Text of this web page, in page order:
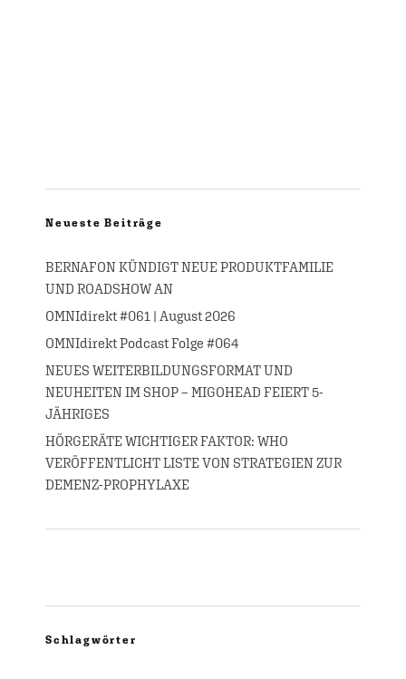
Neueste Beiträge
BERNAFON KÜNDIGT NEUE PRODUKTFAMILIE
UND ROADSHOW AN
OMNIdirekt #061 | August 2026
OMNIdirekt Podcast Folge #064
NEUES WEITERBILDUNGSFORMAT UND
NEUHEITEN IM SHOP – MIGOHEAD FEIERT 5-
JÄHRIGES
HÖRGERÄTE WICHTIGER FAKTOR: WHO
VERÖFFENTLICHT LISTE VON STRATEGIEN ZUR
DEMENZ-PROPHYLAXE
Schlagwörter